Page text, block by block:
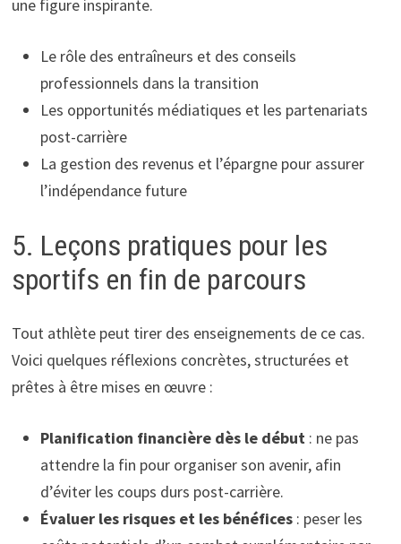
une figure inspirante.
Le rôle des entraîneurs et des conseils
professionnels dans la transition
Les opportunités médiatiques et les partenariats
post-carrière
La gestion des revenus et l’épargne pour assurer
l’indépendance future
5. Leçons pratiques pour les
sportifs en fin de parcours
Tout athlète peut tirer des enseignements de ce cas.
Voici quelques réflexions concrètes, structurées et
prêtes à être mises en œuvre :
Planification financière dès le début: ne pas
attendre la fin pour organiser son avenir, afin
d’éviter les coups durs post-carrière.
Évaluer les risques et les bénéfices: peser les